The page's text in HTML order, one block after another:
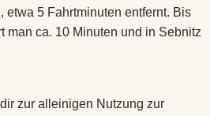
etwa 5 Fahrtminuten entfernt. Bis
man ca. 10 Minuten und in Sebnitz
zur alleinigen Nutzung zur